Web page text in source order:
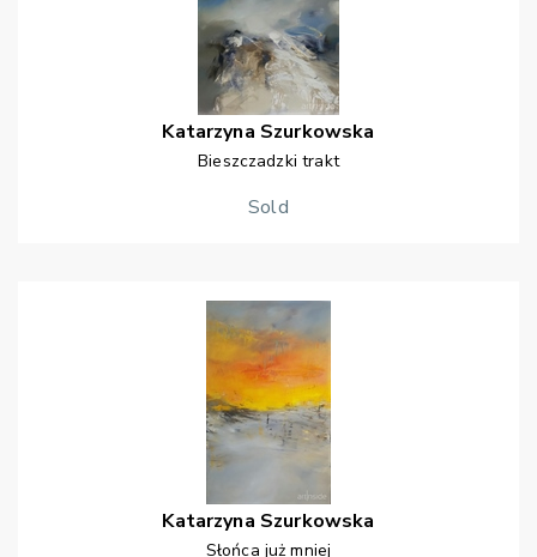
Katarzyna Szurkowska
Bieszczadzki trakt
Sold
Katarzyna Szurkowska
Słońca już mniej